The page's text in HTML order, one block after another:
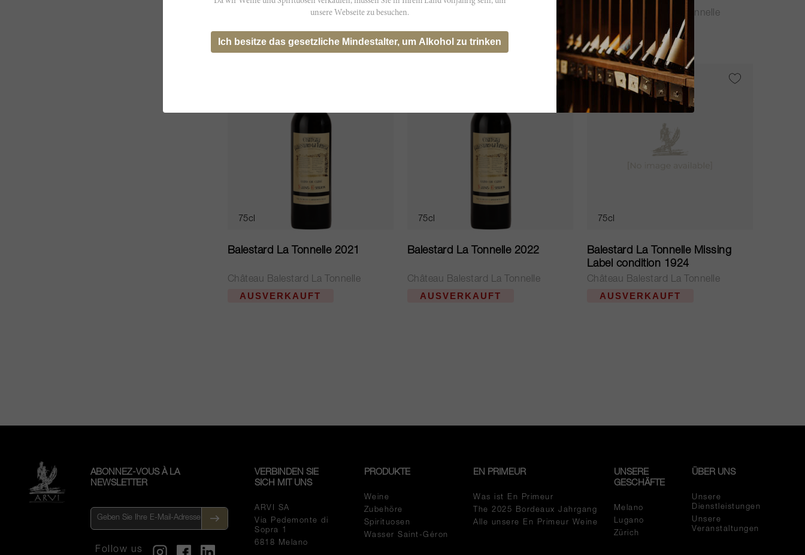
Château Balestard La Tonnelle Château Balestard La Tonnelle
AUSVERKAUFT
Château Balestard La Tonnelle
AUSVERKAUFT
75cl
Balestard La Tonnelle 2021
Château Balestard La Tonnelle
AUSVERKAUFT
75cl
Balestard La Tonnelle 2022
Château Balestard La Tonnelle
AUSVERKAUFT
75cl
Balestard La Tonnelle Missing
Label condition 1924
Château Balestard La Tonnelle
AUSVERKAUFT
ABONNEZ-VOUS À LA
NEWSLETTER
Follow us
VERBINDEN SIE
SICH MIT UNS
ARVI SA
Via Pedemonte di
Sopra 1
6818 Melano
PRODUKTE
Weine
Zubehöre
Spirituosen
Wasser Saint-Géron
EN PRIMEUR
Was ist En Primeur
The 2025 Bordeaux Jahrgang
Alle unsere En Primeur Weine
UNSERE
GESCHÄFTE
Melano
Lugano
Zürich
ÜBER UNS
Unsere
Dienstleistungen
Unsere
Veranstaltungen
unsere Webseite zu besuchen.
Ich besitze das gesetzliche Mindestalter, um Alkohol zu trinken